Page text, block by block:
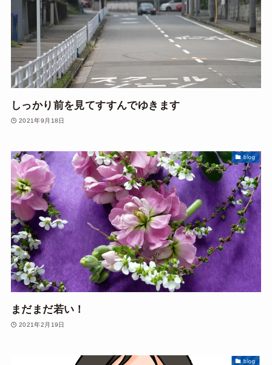
しっかり前を見てすすんでゆきます
2021年9月18日
blog
まだまだ若い！
2021年2月19日
blog